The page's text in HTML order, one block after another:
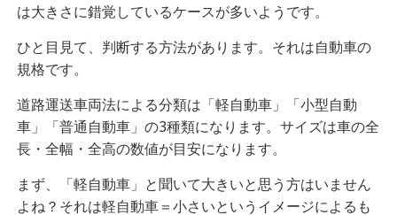
は大きさに錯覚しているケースが多いようです。
ひと目見て、判断する方法があります。それは自動車の
規格です。
道路運送車両法による分類は「軽自動車」「小型自動
車」「普通自動車」の3種類になります。サイズは車の全
長・全幅・全高の数値が目安になります。
まず、「軽自動車」と聞いて大きいと思う方はいません
よね？それは軽自動車＝小さいというイメージによるも